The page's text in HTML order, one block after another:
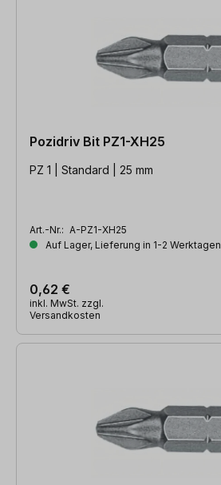
Pozidriv Bit PZ1-XH25
PZ 1 | Standard | 25 mm
Art.-Nr.: A-PZ1-XH25
Auf Lager, Lieferung in 1-2 Werktagen
0,62 €
inkl. MwSt. zzgl.
Versandkosten